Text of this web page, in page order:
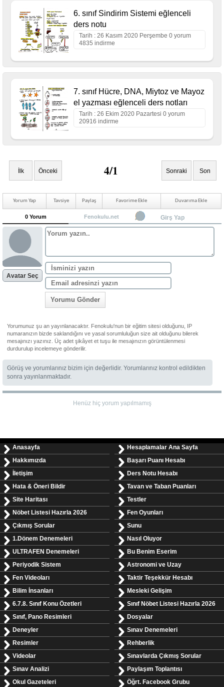
6. sınıf Sindirim Sistemi eğlenceli
ders notu
Tarih : 26 Kasım 2020 Perşembe 0 yorum
4835 indirme
7. sınıf Hücre, DNA, Miytoz ve Mayoz
el yazması eğlenceli ders notları
Tarih : 26 Ekim 2020 Pazartesi 0 yorum
20916 indirme
İlk Önceki 4/1 Sonraki Son
Yorum Yap Tavsiye Paylaş Favorime Ekle Duvarıma Ekle
0 Yorum Fenokulu.net Girş Yap
Avatar Seç
Yorumu Gönder
Yorumunuz şu an yayınlanacaktır. Fenokulu'nun bir eğitim sitesi olduğunu, IP
numaranızın bizde saklandığını ve yasal sorumluluğun size ait olduğunu bilerek
mesajınızı yazınız. Üç adet şikâyet et tuşu ile mesajınızın görüntülenmesi
durdurulup incelemeye gönderilir.
Görüş ve yorumlarınız bizim için değerlidir. Yorumlarınız kontrol edildikten
sonra yayınlanmaktadır.
Henüz hiç yorum yapılmamış
Anasayfa
Hakkımızda
İletişim
Hata & Öneri Bildir
Site Haritası
Nöbet Listesi Hazırla 2026
Çıkmış Sorular
1.Dönem Denemeleri
ULTRAFEN Denemeleri
Periyodik Sistem
Fen Videoları
Bilim İnsanları
6.7.8. Sınıf Konu Özetleri
Sınıf, Pano Resimleri
Deneyler
Resimler
Videolar
Sınav Analizi
Okul Gazeteleri
Hesaplamalar Ana Sayfa
Başarı Puanı Hesabı
Ders Notu Hesabı
Tavan ve Taban Puanları
Testler
Fen Oyunları
Sunu
Nasıl Oluyor
Bu Benim Eserim
Astronomi ve Uzay
Taktir Teşekkür Hesabı
Mesleki Gelişim
Sınıf Nöbet Listesi Hazırla 2026
Dosyalar
Sınav Denemeleri
Rehberlik
Sınavlarda Çıkmış Sorular
Paylaşım Toplantısı
Öğrt. Facebook Grubu